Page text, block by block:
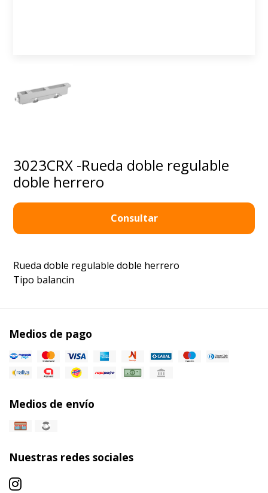
3023CRX -Rueda doble regulable
doble herrero
Consultar
Rueda doble regulable doble herrero
Tipo balancin
Medios de pago
Medios de envío
Nuestras redes sociales